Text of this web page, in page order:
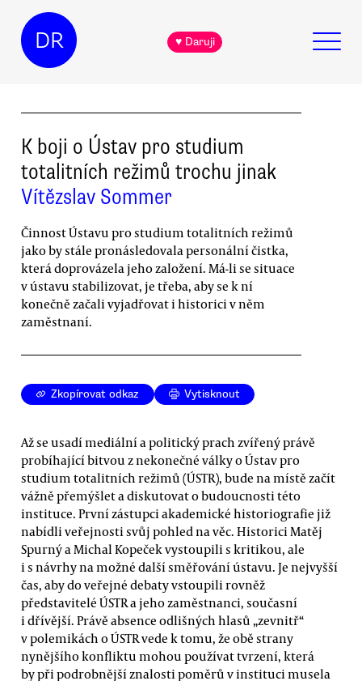
DR ♥ Daruji
K boji o Ústav pro studium
totalitních režimů trochu jinak
Vítězslav Sommer
Činnost Ústavu pro studium totalitních režimů
jako by stále pronásledovala personální čistka,
která doprovázela jeho založení. Má-li se situace
v ústavu stabilizovat, je třeba, aby se k ní
konečně začali vyjadřovat i historici v něm
zaměstnaní.
Zkopírovat odkaz Vytisknout
Až se usadí mediální a politický prach zvířený právě
probíhající bitvou z nekonečné války o Ústav pro
studium totalitních režimů (ÚSTR), bude na místě začít
vážně přemýšlet a diskutovat o budoucnosti této
instituce. První zástupci akademické historiografie již
nabídli veřejnosti svůj pohled na věc. Historici Matěj
Spurný a Michal Kopeček vystoupili s kritikou, ale
i s návrhy na možné další směřování ústavu. Je nejvyšší
čas, aby do veřejné debaty vstoupili rovněž
představitelé ÚSTR a jeho zaměstnanci, současní
i dřívější. Právě absence odlišných hlasů „zevnitř“
v polemikách o ÚSTR vede k tomu, že obě strany
nynějšího konfliktu mohou používat tvrzení, která
by při podrobnější znalosti poměrů v instituci musela